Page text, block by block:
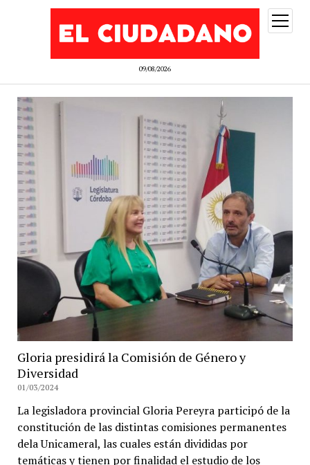
09/08/2026
abrir
menú
Gloria presidirá la Comisión de Género y
Diversidad
01/03/2024
La legisladora provincial Gloria Pereyra participó de la
constitución de las distintas comisiones permanentes
dela Unicameral, las cuales están divididas por
temáticas y tienen por finalidad el estudio de los